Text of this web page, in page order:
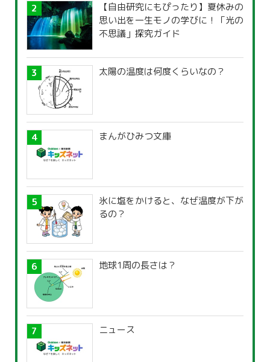
【自由研究にもぴったり】夏休みの
思い出を一生モノの学びに！「光の
不思議」探究ガイド
太陽の温度は何度くらいなの？
まんがひみつ文庫
氷に塩をかけると、なぜ温度が下が
るの？
地球1周の長さは？
ニュース